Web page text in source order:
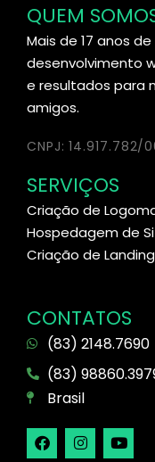
QUEM
Mais de 17 anos
desenvolvimento
e resultados para
amigos.
CNPJ: 14.917.782/
SERVIÇOS
Criação de
Hospedagem de
Criação de
CONTATOS
(83) 2148.7690
(83)
Brasil